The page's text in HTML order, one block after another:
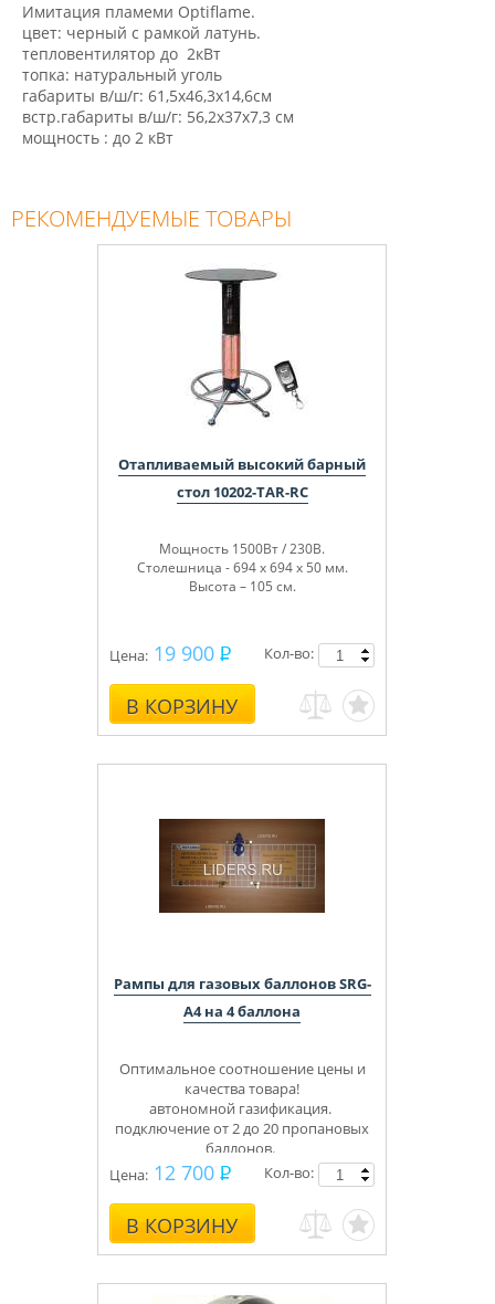
Имитация пламеми Optiflame.
цвет: черный с рамкой латунь.
тепловентилятор до 2кВт
топка: натуральный уголь
габариты в/ш/г: 61,5х46,3х14,6см
встр.габариты в/ш/г: 56,2х37х7,3 см
мощность : до 2 кВт
РЕКОМЕНДУЕМЫЕ ТОВАРЫ
Отапливаемый высокий барный
стол 10202-TAR-RC
Мощность 1500Вт / 230В.
Столешница - 694 х 694 х 50 мм.
Высота – 105 см.
Цена: 19 900
В КОРЗИНУ
Кол-во:
Рампы для газовых баллонов SRG-
А4 на 4 баллона
Оптимальное соотношение цены и
качества товара!
автономной газификация.
подключение от 2 до 20 пропановых
баллонов.
Укомплектуем под ключ.
Консультации, монтаж.
Цена: 12 700
В КОРЗИНУ
Кол-во: